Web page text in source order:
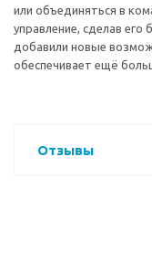
или объединяться в
управление, сделав
добавили новые
обеспечивает ещё
Отзывы